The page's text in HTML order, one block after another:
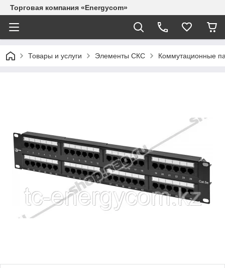
Торговая компания «Energycom»
Товары и услуги Элементы СКС Коммутационные